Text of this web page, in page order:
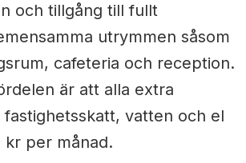
och tillgång till fullt
utrymmen såsom
cafeteria och reception.
är att alla extra
vatten och el
kr per månad.